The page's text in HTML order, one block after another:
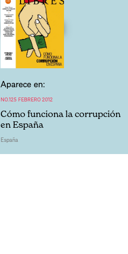
Aparece en:
NO.125 FEBRERO 2012
Cómo funciona la corrupción
en España
España